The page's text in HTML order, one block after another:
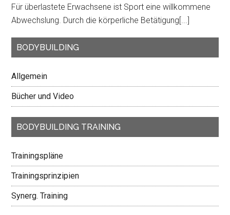
Für überlastete Erwachsene ist Sport eine willkommene
Abwechslung. Durch die körperliche Betätigung [...]
BODYBUILDING
Allgemein
Bücher und Video
BODYBUILDING TRAINING
Trainingspläne
Trainingsprinzipien
Synerg. Training